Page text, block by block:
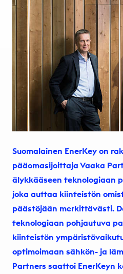
Suomalainen EnerKey on
pääomasijoittaja Vaaka
älykkääseen teknologiaan
joka auttaa kiinteistön
päästöjään merkittävästi.
teknologiaan pohjautuva
kiinteistön
optimoimaan sähkön- ja
Partners saattoi EnerKeyn